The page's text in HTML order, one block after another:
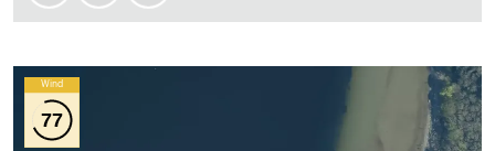
Wind
77